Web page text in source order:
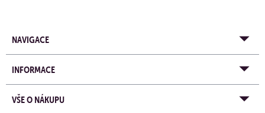
NAVIGACE
INFORMACE
VŠE O NÁKUPU